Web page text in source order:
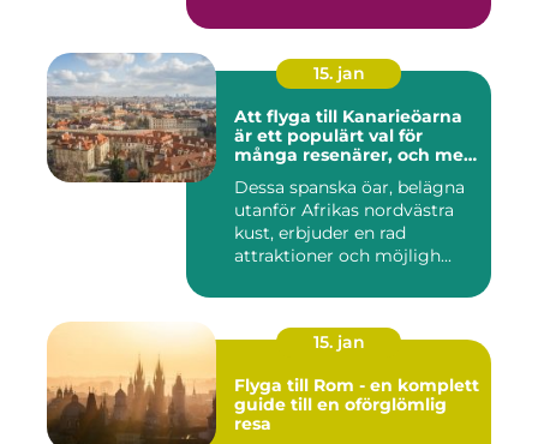
15. jan
Att flyga till Kanarieöarna
är ett populärt val för
många resenärer, och med
Dessa spanska öar, belägna
utanför Afrikas nordvästra
kust, erbjuder en rad
attraktioner och möjligh...
15. jan
Flyga till Rom - en komplett
guide till en oförglömlig
resa